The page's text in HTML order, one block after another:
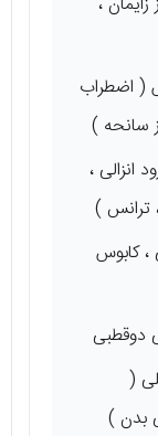
( اضطراب
سانحه )
انزالی ،
ترانس )
، کابوس
دوقطبی
(
بدن )